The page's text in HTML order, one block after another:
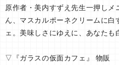
原作者・美内すずえ先生一押しメ
ん、マスカルポーネクリームに白
ェ。美味しさにゆえに、あなたも
▽『ガラスの仮面カフェ』 物販